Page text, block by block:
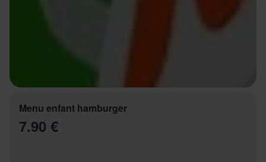
Menu enfant hamburger
7.90 €